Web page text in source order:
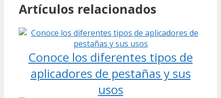
Artículos relacionados
Conoce los diferentes tipos de
aplicadores de pestañas y sus
usos